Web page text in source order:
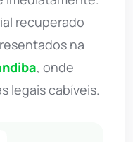
recuperado
na
, onde
legais cabíveis.